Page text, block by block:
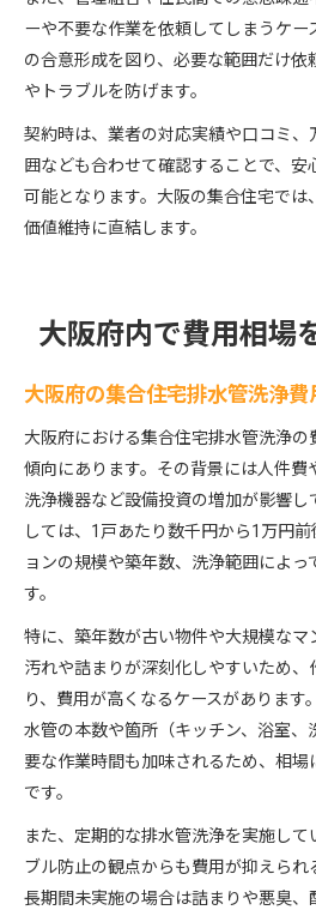
ーや不要な作業を依頼してしまうケー
の合意形成を図り、必要な範囲だけ依
やトラブルを防げます。
契約時は、業者の対応実績や口コミ
囲なども合わせて確認することで、
可能となります。大阪の集合住宅では
価値維持に直結します。
大阪府内で費用相場
大阪府の集合住宅排水管洗浄
大阪府における集合住宅排水管洗浄
傾向にあります。その背景には人件費
洗浄機器など設備投資の増加が影響し
しては、1戸あたり数千円から1万円
ョンの規模や築年数、洗浄範囲によ
す。
特に、築年数が古い物件や大規模なマ
汚れや詰まりが深刻化しやすいため
り、費用が高くなるケースがあります
水管の本数や箇所（キッチン、浴室、
要な作業時間も加味されるため、相
です。
また、定期的な排水管洗浄を実施して
ブル防止の観点からも費用が抑えられ
長期間未実施の場合は詰まりや悪臭、